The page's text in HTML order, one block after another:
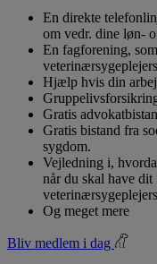
En direkte
om vedr. dine løn-
En fagforening,
Hjælp hvis din
Gratis
Gratis bistand fra
sygdom.
Vejledning i,
når du skal have dit
Og meget mere
Bliv medlem i dag